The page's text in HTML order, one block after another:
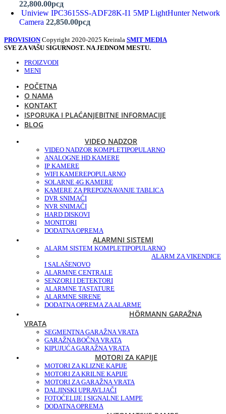
22,800.00рсд
Uniview IPC3615SS-ADF28K-I1 5MP LightHunter Network
Camera 22,850.00рсд
PROVISIONCopyright 2020-2025 Kreirala SMIT MEDIA
SVE ZA VAŠU SIGURNOST. NA JEDNOM MESTU.
PROIZVODI
MENI
POČETNA
O NAMA
KONTAKT
ISPORUKA I PLAĆANJEBITNE INFORMACIJE
BLOG
VIDEO NADZOR
VIDEO NADZOR KOMPLETIPOPULARNO
ANALOGNE HD KAMERE
IP KAMERE
WIFI KAMEREPOPULARNO
SOLARNE 4G KAMERE
KAMERE ZA PREPOZNAVANJE TABLICA
DVR SNIMAČI
NVR SNIMAČI
HARD DISKOVI
MONITORI
DODATNA OPREMA
ALARMNI SISTEMI
ALARM SISTEM KOMPLETIPOPULARNO
ALARM ZA VIKENDICE
I SALAŠENOVO
ALARMNE CENTRALE
SENZORI I DETEKTORI
ALARMNE TASTATURE
ALARMNE SIRENE
DODATNA OPREMA ZA ALARME
HÖRMANN GARAŽNA
VRATA
SEGMENTNA GARAŽNA VRATA
GARAŽNA BOČNA VRATA
KIPUJUĆA GARAŽNA VRATA
MOTORI ZA KAPIJE
MOTORI ZA KLIZNE KAPIJE
MOTORI ZA KRILNE KAPIJE
MOTORI ZA GARAŽNA VRATA
DALJINSKI UPRAVLJAČI
FOTOĆELIJE I SIGNALNE LAMPE
DODATNA OPREMA